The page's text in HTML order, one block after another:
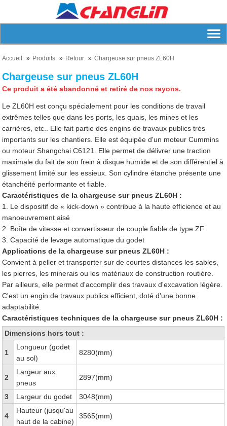
Accueil Produits Retour Chargeuse sur pneus ZL60H
Chargeuse sur pneus ZL60H
Ce produit a été abandonné et retiré de nos rayons.
Le ZL60H est conçu spécialement pour les conditions de travail
extrêmes telles que dans les ports, les quais, les mines et les
carrières, etc.. Elle fait partie des engins de travaux publics très
importants sur les chantiers. Elle est équipée d'un moteur Cummins
ou moteur Shangchai C6121. Elle permet de délivrer une traction
maximale du fait de son frein à disque humide et de son différentiel à
glissement limité sur les essieux. Son cylindre étanche présente une
étanchéité performante et fiable.
Caractéristiques de la chargeuse sur pneus ZL60H :
1. Le dispositif de « kick-down » contribue à la haute efficience et au
manoeuvrement aisé
2. Boîte de vitesse et convertisseur de couple fiable de type ZF
3. Capacité de levage automatique du godet
Applications de la chargeuse sur pneus ZL60H :
Convient à peller et transporter sur de courtes distances les sables,
les pierres, les minerais ou les matériaux de construction routière.
Par ailleurs, elle permet d'accomplir des travaux d'excavation légère.
C'est un engin de travaux publics efficient, doté d'une bonne
adaptabilité.
Caractéristiques techniques de la chargeuse sur pneus ZL60H :
Dimensions hors tout :
1
Longueur (godet
au sol)
8280(mm)
2
Largeur aux
pneus
2897(mm)
3 Largeur du godet 3048(mm)
4
Hauteur (jusqu'au
haut de la cabine)
3565(mm)